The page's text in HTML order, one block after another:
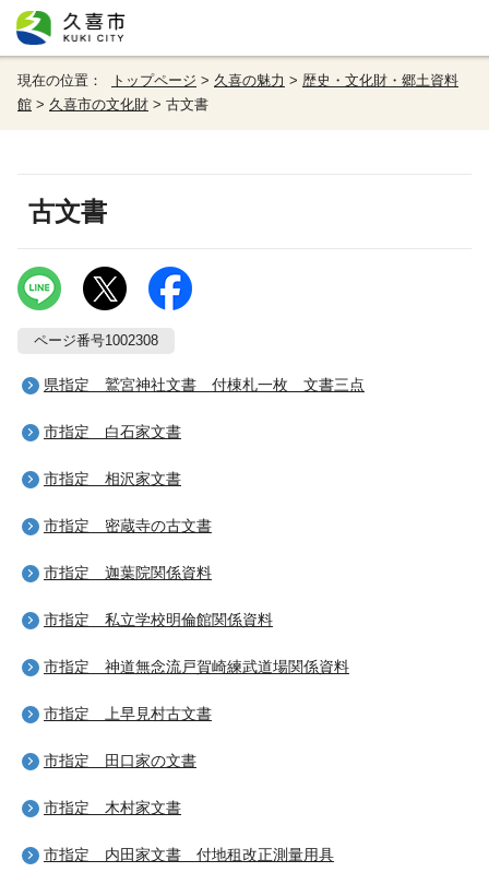
現在の位置： トップページ > 久喜の魅力 > 歴史・文化財・郷土資料
館 > 久喜市の文化財 > 古文書
古文書
ページ番号1002308
県指定 鷲宮神社文書 付棟札一枚 文書三点
市指定 白石家文書
市指定 相沢家文書
市指定 密蔵寺の古文書
市指定 迦葉院関係資料
市指定 私立学校明倫館関係資料
市指定 神道無念流戸賀崎練武道場関係資料
市指定 上早見村古文書
市指定 田口家の文書
市指定 木村家文書
市指定 内田家文書 付地租改正測量用具